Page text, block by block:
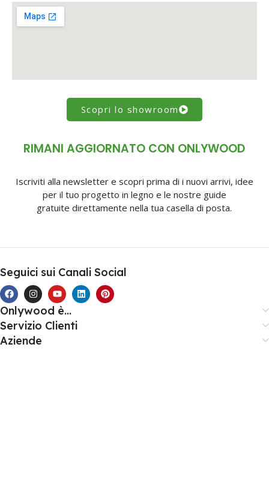
Scopri lo showroom
RIMANI AGGIORNATO CON ONLYWOOD
Iscriviti alla newsletter e scopri prima di i nuovi arrivi, idee
per il tuo progetto in legno e le nostre guide
gratuite direttamente nella tua casella di posta.
Seguici sui Canali Social
Onlywood è...
Servizio Clienti
Aziende